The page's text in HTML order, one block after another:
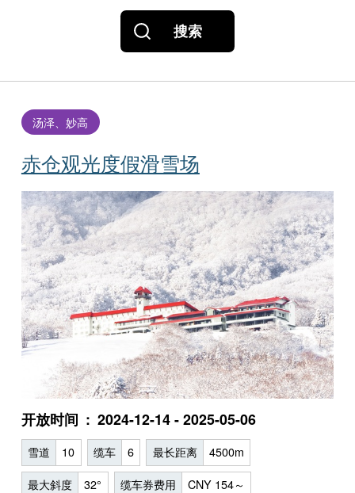
搜索
赤仓观光度假滑雪场
汤泽、妙高
开放时间 2024-12-14 - 2025-05-06
雪道 10 缆车 6 最长距离 4500m
最大斜度 32° 缆车券费用 CNY 154～